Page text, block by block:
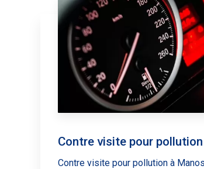
Contre visite pour pollution
Contre visite pour pollution à